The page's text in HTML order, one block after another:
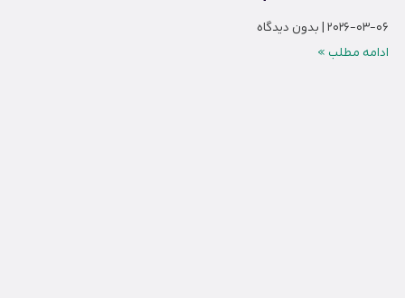
2026-03-06 بدون دیدگاه
ادامه مطلب »